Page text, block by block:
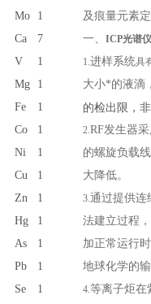
Mo
1
Ca
7
V
1
Mg
1
Fe
1
Co
1
Ni
1
Cu
1
Zn
1
Hg
1
As
1
Pb
1
Se
1
及痕量元素
一、 ICP光谱仪
1. 进样系统具
大小*的液滴
的检出限，
2. RF发生器
的螺旋负载
大降低。
3. 通过提供连
法建立过程
加正常运行
地球化学的
4. 等离子炬在